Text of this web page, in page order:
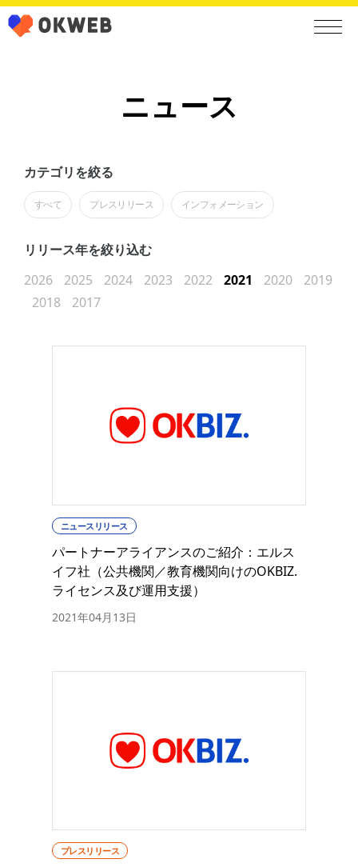
ニュース
カテゴリを絞る
すべて プレスリリース インフォメーション
リリース年を絞り込む
2026
2025 2024 2023 2022 2021 2020
2019
2018
2017
ニュースリリース
パートナーアライアンスのご紹介：エルス
イフ社（公共機関／教育機関向けのOKBIZ.
ライセンス及び運用支援）
2021年04月13日
プレスリリース